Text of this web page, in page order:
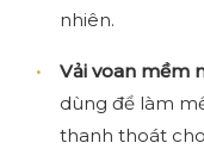
nhiên.
Vải voan mềm
dùng để làm
thanh thoát